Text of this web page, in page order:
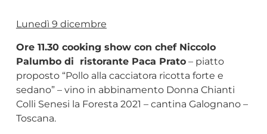
Lunedì 9 dicembre
Ore 11.30 cooking show con chef Niccolo
Palumbo di ristorante Paca Prato– piatto
proposto “Pollo alla cacciatora ricotta forte e
sedano” – vino in abbinamento Donna Chianti
Colli Senesi la Foresta 2021 – cantina Galognano –
Toscana.